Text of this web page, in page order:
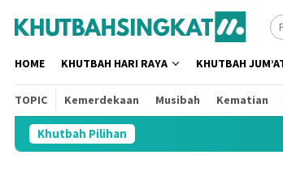
HOME KHUTBAH HARI RAYA KHUTBAH
TOPIC Kemerdekaan Musibah Kematian
Khutbah Pilihan 3 Judul